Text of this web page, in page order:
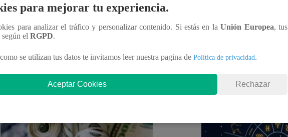
Voz Perú’para mejorar tu experiencia.
para analizar el tráfico y personalizar contenido. Si estás en laUnión Europea, tus
según el RGPD.
se utilizan tus datos te invitamos leer nuestra pagina de Política de privacidad.
Aceptar Cookies Rechazar